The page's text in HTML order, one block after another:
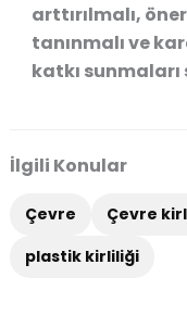
arttırılmalı,
tanınmalı ve
katkı sunmaları
İlgili Konular
Çevre Çevre
plastik kirliliği